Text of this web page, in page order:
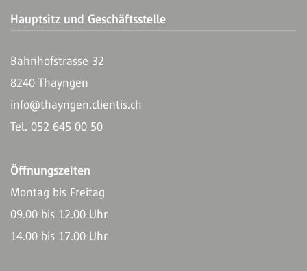
Hauptsitz und Geschäftsstelle
Bahnhofstrasse 32
8240 Thayngen
info@thayngen.clientis.ch
Tel. 052 645 00 50
Öffnungszeiten
Montag bis Freitag
09.00 bis 12.00 Uhr
14.00 bis 17.00 Uhr